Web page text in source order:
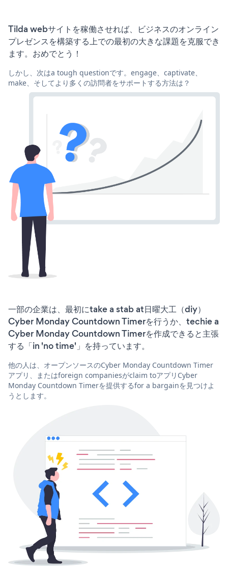
Tilda webサイトを稼働させれば、ビジネスのオンライン
プレゼンスを構築する上での最初の大きな課題を克服でき
ます。おめでとう！
しかし、次はa tough questionです。engage、captivate、
make、そしてより多くの訪問者をサポートする方法は？
一部の企業は、最初にtake a stab at日曜大工（diy）
Cyber Monday Countdown Timerを行うか、techie a
Cyber Monday Countdown Timerを作成できると主張
する「in 'no time'」を持っています。
他の人は、オープンソースのCyber Monday Countdown Timer
アプリ、またはforeign companiesがclaim toアプリCyber
Monday Countdown Timerを提供するfor a bargainを見つけよ
うとします。